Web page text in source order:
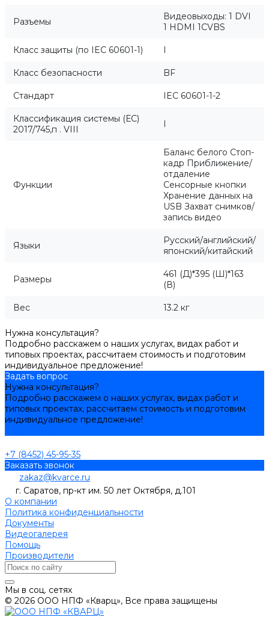
Разъемы
Видеовыходы: 1 DVI
1 HDMI 1CVBS
Класс защиты (по IEC 60601-1) I
Класс безопасности BF
Стандарт IEC 60601-1-2
Классификация системы (ЕС)
2017/745,п . VIII
I
Функции
Баланс белого Стоп-
кадр Приближение/
отдаление
Сенсорные кнопки
Хранение данных на
USB Захват снимков/
запись видео
Языки
Русский/aнглийский/
японский/китайский
Размеры
461 (Д)*395 (Ш)*163
(В)
Вес 13.2 кг
Нужна консультация?
Подробно расскажем о наших услугах, видах работ и
типовых проектах, рассчитаем стоимость и подготовим
индивидуальное предложение!
Задать вопрос
Нужна консультация?
Подробно расскажем о наших услугах, видах работ и
типовых проектах, рассчитаем стоимость и подготовим
индивидуальное предложение!
+7 (8452) 45-95-35
Заказать звонок
zakaz@kvarce.ru
г. Саратов, пр-кт им. 50 лет Октября, д.101
О компании
Политика конфиденциальности
Документы
Видеогалерея
Помощь
Производители
Мы в соц. сетях
© 2026 ООО НПФ «Кварц», Все права защищены